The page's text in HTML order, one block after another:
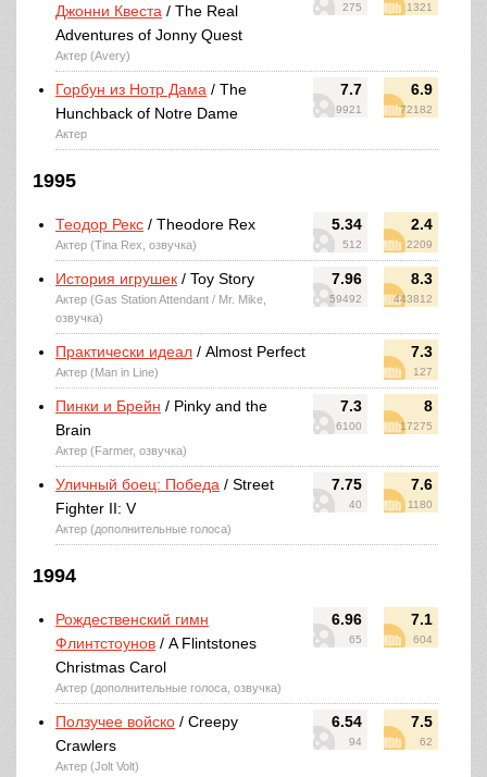
275 1321
Джонни Квеста / The Real
Adventures of Jonny Quest
Актер (Avery)
7.7
9921
6.9
72182
Горбун из Нотр Дама / The
Hunchback of Notre Dame
Актер
1995
5.34
512
2.4
2209
Теодор Рекс / Theodore Rex
Актер (Tina Rex, озвучка)
7.96
59492
8.3
443812
История игрушек / Toy Story
Актер (Gas Station Attendant / Mr. Mike,
озвучка)
7.3
127
Практически идеал / Almost Perfect
Актер (Man in Line)
7.3
6100
8
17275
Пинки и Брейн / Pinky and the
Brain
Актер (Farmer, озвучка)
7.75
40
7.6
1180
Уличный боец: Победа / Street
Fighter II: V
Актер (дополнительные голоса)
1994
6.96
65
7.1
604
Рождественский гимн
Флинтстоунов / A Flintstones
Christmas Carol
Актер (дополнительные голоса, озвучка)
6.54
94
7.5
62
Ползучее войско / Creepy
Crawlers
Актер (Jolt Volt)